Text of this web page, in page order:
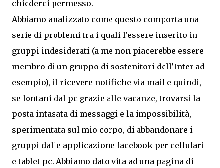
chiederci permesso.
Abbiamo analizzato come questo comporta una
serie di problemi tra i quali l'essere inserito in
gruppi indesiderati (a me non piacerebbe essere
membro di un gruppo di sostenitori dell'Inter ad
esempio), il ricevere notifiche via mail e quindi,
se lontani dal pc grazie alle vacanze, trovarsi la
posta intasata di messaggi e la impossibilità,
sperimentata sul mio corpo, di abbandonare i
gruppi dalle applicazione facebook per cellulari
e tablet pc. Abbiamo dato vita ad una pagina di